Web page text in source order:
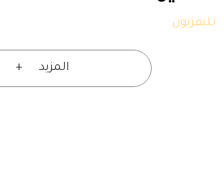
تليفزيون
المزيد